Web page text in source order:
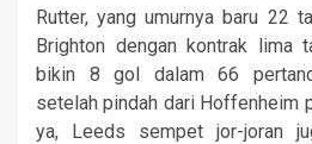
Rutter, yang umurnya baru 22
Brighton dengan kontrak lima
bikin 8 gol dalam 66
setelah pindah dari Hoffenheim
ya, Leeds sempet jor-joran